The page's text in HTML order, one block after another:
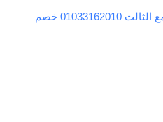
شركة مكافحة حشرات في التجمع الثالث 01033162010 خصم